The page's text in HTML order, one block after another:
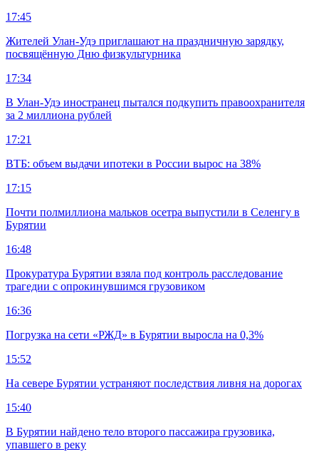
17:45
Жителей Улан-Удэ приглашают на праздничную зарядку,
посвящённую Дню физкультурника
17:34
В Улан-Удэ иностранец пытался подкупить правоохранителя
за 2 миллиона рублей
17:21
ВТБ: объем выдачи ипотеки в России вырос на 38%
17:15
Почти полмиллиона мальков осетра выпустили в Селенгу в
Бурятии
16:48
Прокуратура Бурятии взяла под контроль расследование
трагедии с опрокинувшимся грузовиком
16:36
Погрузка на сети «РЖД» в Бурятии выросла на 0,3%
15:52
На севере Бурятии устраняют последствия ливня на дорогах
15:40
В Бурятии найдено тело второго пассажира грузовика,
упавшего в реку